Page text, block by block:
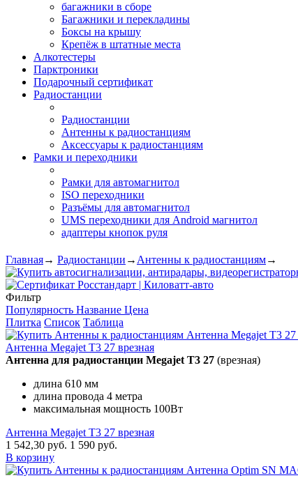
багажники в сборе
Багажники и перекладины
Боксы на крышу
Крепёж в штатные места
Алкотестеры
Парктроники
Подарочный сертификат
Радиостанции
Радиостанции
Антенны к радиостанциям
Аксессуары к радиостанциям
Рамки и переходники
Рамки для автомагнитол
ISO переходники
Разъёмы для автомагнитол
UMS переходники для Android магнитол
адаптеры кнопок руля
Главная→ Радиостанции →Антенны к радиостанциям→
Фильтр
Популярность Название Цена
Плитка Список Таблица
Антенна Megajet T3 27 врезная
Антенна для радиостанции Megajet T3 27 (врезная)
длина 610 мм
длина провода 4 метра
максимальная мощность 100Вт
Антенна Megajet T3 27 врезная
1 542,30 руб. 1 590 руб.
В корзину